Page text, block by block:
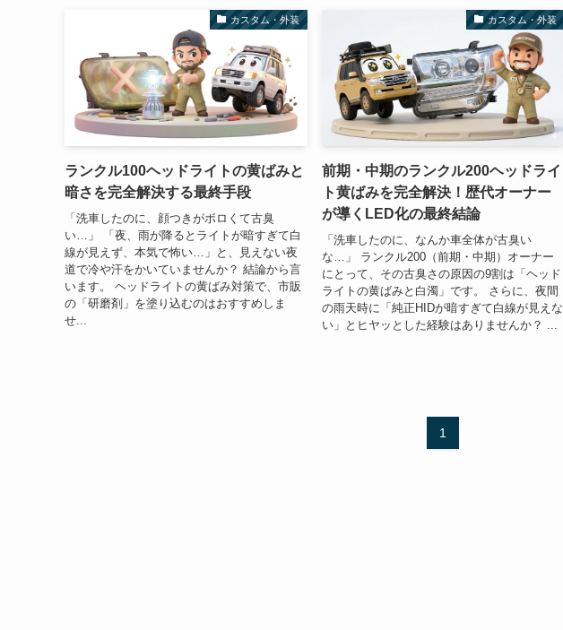
カスタム・外装
ランクル100ヘッドライトの黄ばみと
暗さを完全解決する最終手段
「洗車したのに、顔つきがボロくて古臭
い…」 「夜、雨が降るとライトが暗すぎて白
線が見えず、本気で怖い…」と、見えない夜
道で冷や汗をかいていませんか？ 結論から言
います。 ヘッドライトの黄ばみ対策で、市販
の「研磨剤」を塗り込むのはおすすめしま
せ...
カスタム・外装
前期・中期のランクル200ヘッドライ
ト黄ばみを完全解決！歴代オーナー
が導くLED化の最終結論
「洗車したのに、なんか車全体が古臭い
な…」 ランクル200（前期・中期）オーナー
にとって、その古臭さの原因の9割は「ヘッド
ライトの黄ばみと白濁」です。 さらに、夜間
の雨天時に「純正HIDが暗すぎて白線が見えな
い」とヒヤッとした経験はありませんか？ ...
1